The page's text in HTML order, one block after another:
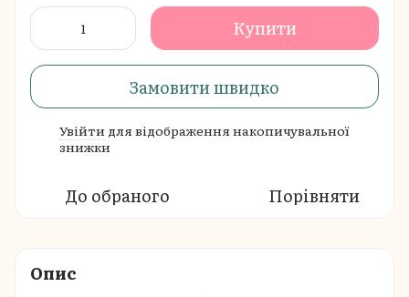
Купити
Замовити швидко
Увійти для відображення накопичувальної
знижки
До обраного Порівняти
Опис